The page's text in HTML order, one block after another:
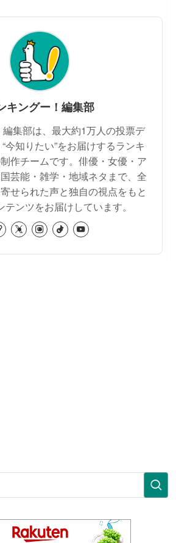
キングー！編集部
集部は、最大約1万人の投票デ
今知りたい”をお届けするランキ
作チームです。俳優・女優・ア
芸能・雑学・地域ネタまで、全
せられた声と独自の視点をもと
テンツをお届けしています。